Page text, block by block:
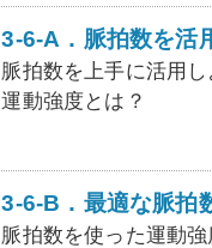
3-6-A．脈拍数を活
脈拍数を上手に活用
運動強度とは？
3-6-B．最適な脈拍
脈拍数を使った運動